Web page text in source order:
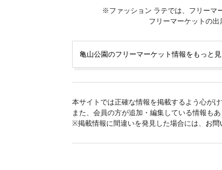
※ファッション ラテでは、フリーマ
フリーマーケットの
亀山公園のフリーマーケット情報をもっと
本サイトでは正確な情報を掲載するよう心が
また、会員の方が追加・編集している情報も
※掲載情報に間違いを発見した場合には、 お問